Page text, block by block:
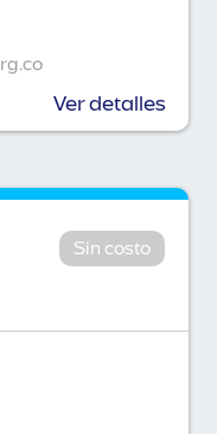
Ver detalles
Sin costo